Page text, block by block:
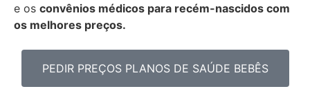
e os convênios médicos para recém-nascidos com
os melhores preços.
PEDIR PREÇOS PLANOS DE SAÚDE BEBÊS